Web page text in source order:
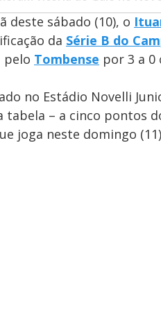
deste sábado (10), o
da Série B do
pelo Tombense por 3 a 0
no Estádio Novelli
tabela – a cinco pontos
joga neste domingo